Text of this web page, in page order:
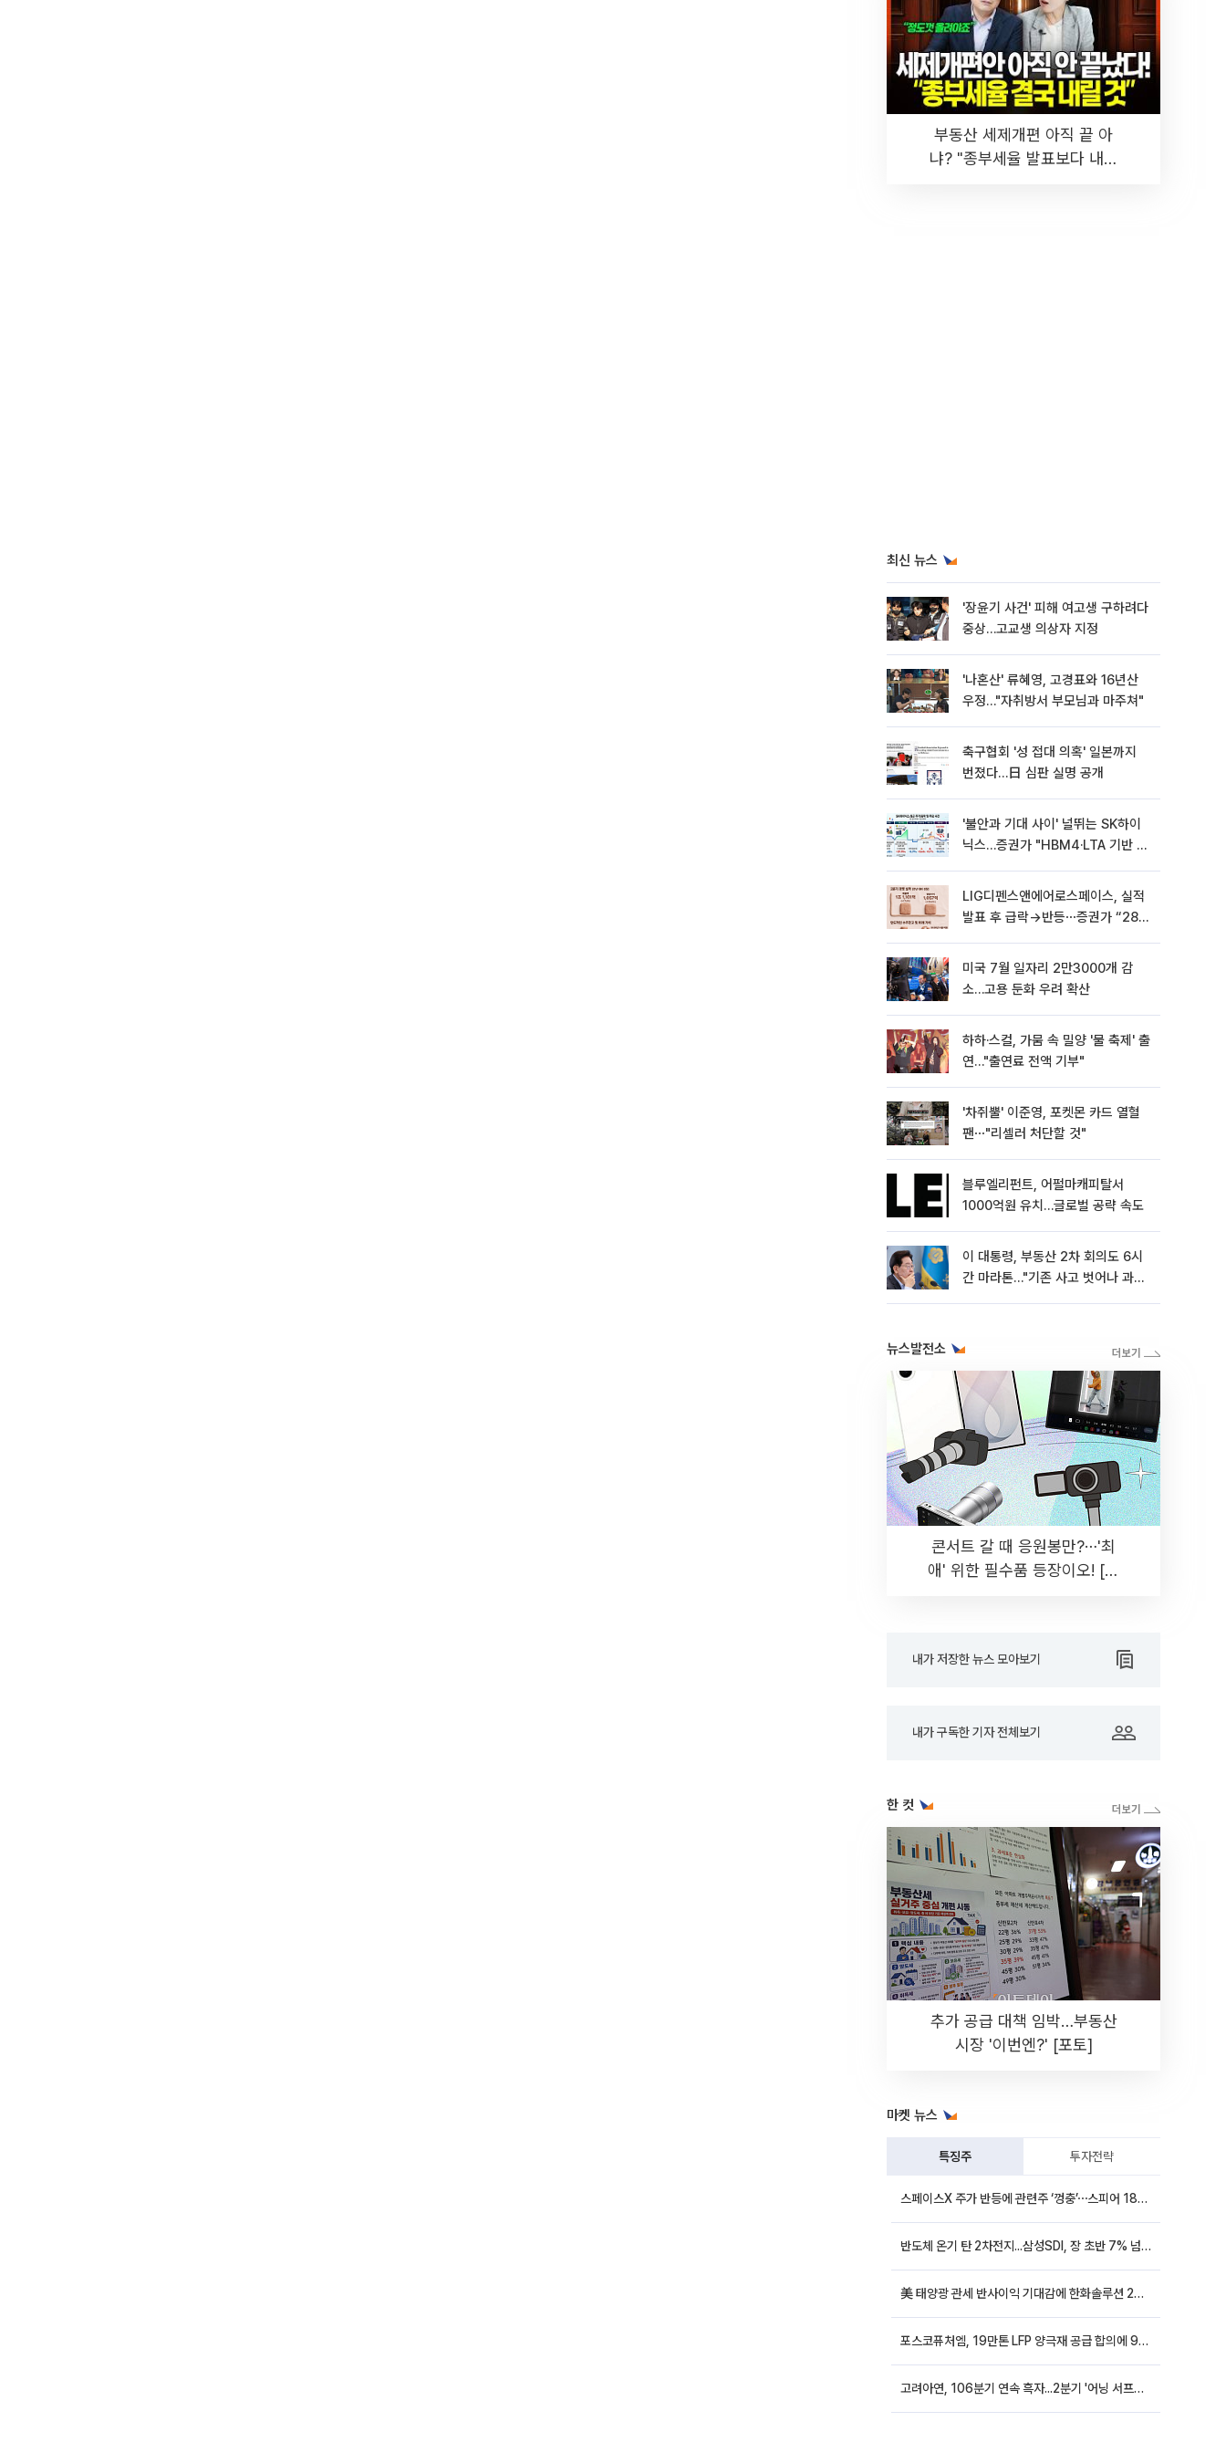
부동산 세제개편 아직 끝 아
냐? "종부세율 발표보다 내릴
최신 뉴스
'장윤기 사건' 피해 여고생 구하려다
중상…고교생 의상자 지정
'나혼산' 류혜영, 고경표와 16년산
우정…"자취방서 부모님과 마주쳐"
축구협회 '성 접대 의혹' 일본까지
번졌다…日 심판 실명 공개
'불안과 기대 사이' 널뛰는 SK하이
닉스…증권가 "HBM4·LTA 기반 펀
LIG디펜스앤에어로스페이스, 실적
발표 후 급락→반등⋯증권가 “28년
미국 7월 일자리 2만3000개 감
소…고용 둔화 우려 확산
하하·스컬, 가뭄 속 밀양 '물 축제' 출
연…"출연료 전액 기부"
'차쥐뿔' 이준영, 포켓몬 카드 열혈
팬⋯"리셀러 처단할 것"
블루엘리펀트, 어펄마캐피탈서
1000억원 유치…글로벌 공략 속도
이 대통령, 부동산 2차 회의도 6시
간 마라톤…"기존 사고 벗어나 과감
뉴스발전소
콘서트 갈 때 응원봉만?⋯'최
애' 위한 필수품 등장이오! [솔
내가 저장한 뉴스 모아보기
내가 구독한 기자 전체보기
한 컷
추가 공급 대책 임박…부동산
시장 '이번엔?' [포토]
마켓 뉴스
특징주 투자전략
스페이스X 주가 반등에 관련주 ‘껑충’⋯스피어 18%ㆍ에이치브이엠 12%↑
반도체 온기 탄 2차전지...삼성SDI, 장 초반 7% 넘게 껑충
美 태양광 관세 반사이익 기대감에 한화솔루션 20%대·OCI홀딩스 14%대 급등
포스코퓨처엠, 19만톤 LFP 양극재 공급 합의에 9%대 강세
고려아연, 106분기 연속 흑자...2분기 '어닝 서프라이즈'에 장 초반 12%대 강세